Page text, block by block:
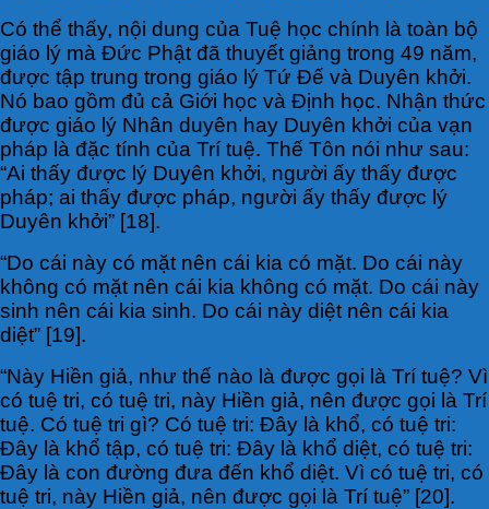
Có thể thấy, nội dung của Tuệ học chính là toàn bộ
giáo lý mà Đức Phật đã thuyết giảng trong 49 năm,
được tập trung trong giáo lý Tứ Đế và Duyên khởi.
Nó bao gồm đủ cả Giới học và Định học. Nhận thức
được giáo lý Nhân duyên hay Duyên khởi của vạn
pháp là đặc tính của Trí tuệ. Thế Tôn nói như sau:
“Ai thấy được lý Duyên khởi, người ấy thấy được
pháp; ai thấy được pháp, người ấy thấy được lý
Duyên khởi” [18].
“Do cái này có mặt nên cái kia có mặt. Do cái này
không có mặt nên cái kia không có mặt. Do cái này
sinh nên cái kia sinh. Do cái này diệt nên cái kia
diệt” [19].
“Này Hiền giả, như thế nào là được gọi là Trí tuệ? Vì
có tuệ tri, có tuệ tri, này Hiền giả, nên được gọi là Trí
tuệ. Có tuệ tri gì? Có tuệ tri: Đây là khổ, có tuệ tri:
Đây là khổ tập, có tuệ tri: Đây là khổ diệt, có tuệ tri:
Đây là con đường đưa đến khổ diệt. Vì có tuệ tri, có
tuệ tri, này Hiền giả, nên được gọi là Trí tuệ” [20].